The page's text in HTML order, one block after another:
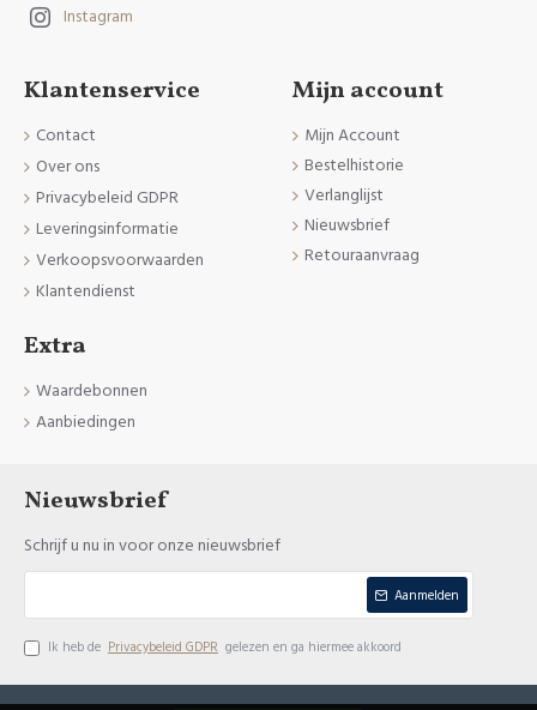
Instagram
Klantenservice
Contact
Over ons
Privacybeleid GDPR
Leveringsinformatie
Verkoopsvoorwaarden
Klantendienst
Mijn account
Mijn Account
Bestelhistorie
Verlanglijst
Nieuwsbrief
Retouraanvraag
Extra
Waardebonnen
Aanbiedingen
Nieuwsbrief
Schrijf u nu in voor onze nieuwsbrief
Aanmelden
Ik heb de Privacybeleid GDPR gelezen en ga hiermee akkoord